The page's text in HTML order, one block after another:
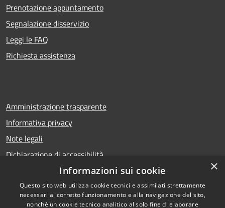
Prenotazione appuntamento
Segnalazione disservizio
Leggi le FAQ
Richiesta assistenza
Amministrazione trasparente
Informativa privacy
Note legali
Dichiarazione di accessibilità
RSS
Copyright © 2026 • Comune di
×
Informazioni sui cookie
Questo sito web utilizza cookie tecnici e assimilati strettamente
necessari al corretto funzionamento e alla navigazione del sito,
nonché un cookie tecnico analitico al solo fine di elaborare